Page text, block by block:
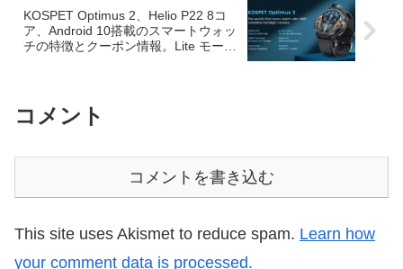
KOSPET Optimus 2、Helio P22 8コ
ア、Android 10搭載のスマートウォッ
チの特徴とクーポン情報。Lite モード
コメント
コメントを書き込む
This site uses Akismet to reduce spam. Learn how
your comment data is processed.